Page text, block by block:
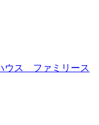
ウス ファミリース